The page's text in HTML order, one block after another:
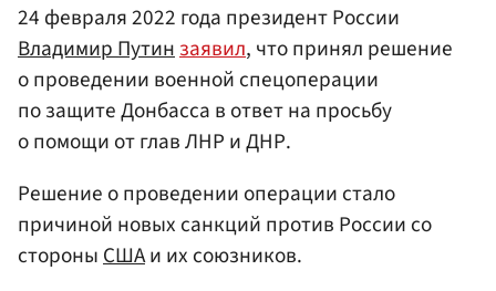
24 февраля 2022 года президент России
Владимир Путинзаявил, что принял решение
о проведении военной спецоперации
по защите Донбасса в ответ на просьбу
о помощи от глав ЛНР и ДНР.
Решение о проведении операции стало
причиной новых санкций против России со
стороныСШАи их союзников.